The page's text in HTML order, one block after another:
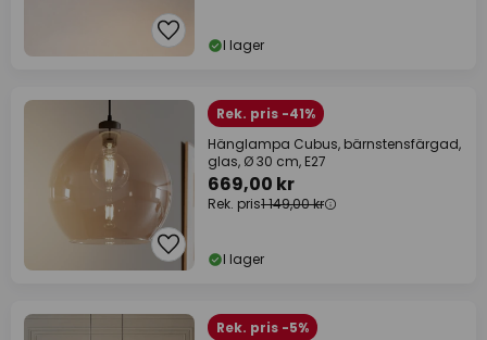
I lager
Rek. pris -41%
Hänglampa Cubus, bärnstensfärgad,
glas, Ø 30 cm, E27
669,00 kr
Rek. pris1 149,00 kr
I lager
Rek. pris -5%